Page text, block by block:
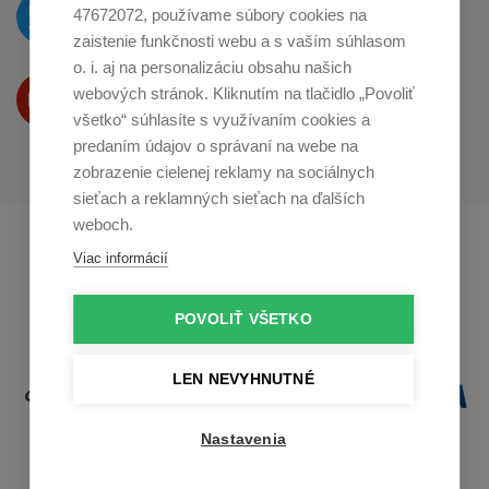
47672072, používame súbory cookies na
zaistenie funkčnosti webu a s vaším súhlasom
o. i. aj na personalizáciu obsahu našich
webových stránok. Kliknutím na tlačidlo „Povoliť
všetko“ súhlasíte s využívaním cookies a
predaním údajov o správaní na webe na
zobrazenie cielenej reklamy na sociálnych
sieťach a reklamných sieťach na ďalších
weboch.
Viac informácií
POVOLIŤ VŠETKO
LEN NEVYHNUTNÉ
Nastavenia
O novinkách píšeme
naTwitteri
Produkty Vám predstavujeme
na Youtube
Profikuchař.cz